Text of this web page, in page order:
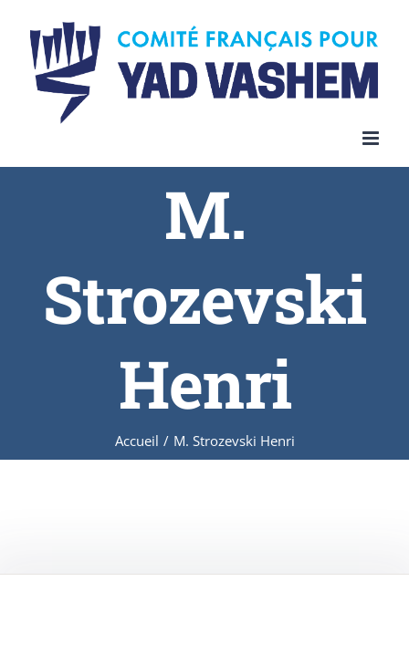
content
M.
Strozevski
Henri
Accueil / M. Strozevski Henri